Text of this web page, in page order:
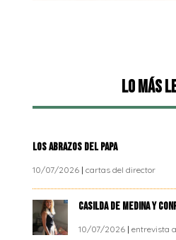
Lo más
LOS ABRAZOS DEL PAPA
10/07/2026| cartas del director
CASILDA DE MEDINA Y
10/07/2026| entrevista a